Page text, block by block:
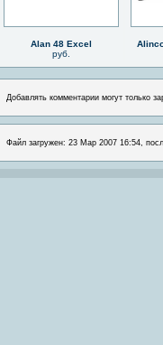
Alan 48 Excel
руб.
Добавлять комментарии могут только
Файл загружен: 23 Мар 2007 16:54,